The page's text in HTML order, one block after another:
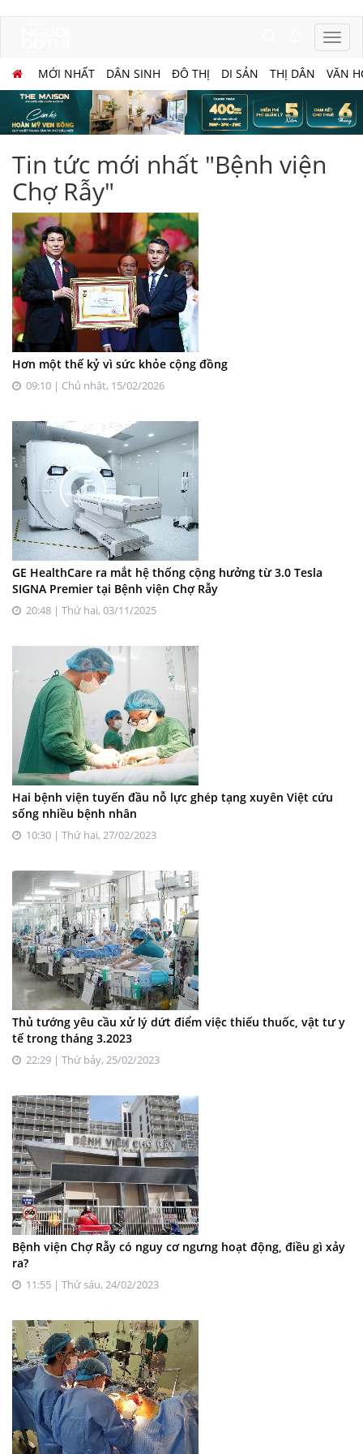
MỚI NHẤT DÂN SINH ĐÔ THỊ DI SẢN THỊ DÂN VĂN
Tin tức mới nhất "Bệnh viện
Chợ Rẫy"
Hơn một thế kỷ vì sức khỏe cộng đồng
09:10 | Chủ nhật, 15/02/2026
GE HealthCare ra mắt hệ thống cộng hưởng từ 3.0 Tesla
SIGNA Premier tại Bệnh viện Chợ Rẫy
20:48 | Thứ hai, 03/11/2025
Hai bệnh viện tuyến đầu nỗ lực ghép tạng xuyên Việt cứu
sống nhiều bệnh nhân
10:30 | Thứ hai, 27/02/2023
Thủ tướng yêu cầu xử lý dứt điểm việc thiếu thuốc, vật tư y
tế trong tháng 3.2023
22:29 | Thứ bảy, 25/02/2023
Bệnh viện Chợ Rẫy có nguy cơ ngưng hoạt động, điều gì xảy
ra?
11:55 | Thứ sáu, 24/02/2023